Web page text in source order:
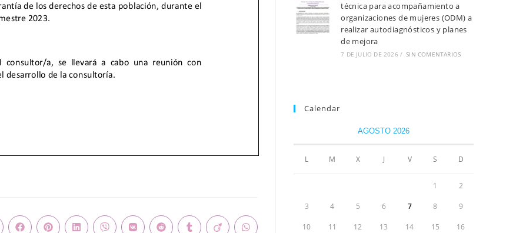
técnica para acompañamiento a
organizaciones de mujeres (ODM) a
realizar autodiagnósticos y planes
de mejora
7 DE JULIO DE 2026 / SIN COMENTARIOS
Calendar
AGOSTO 2026
L M X J V S D
1 2
3 4 5 6 7 8 9
10 11 12 13 14 15 16